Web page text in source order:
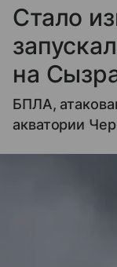
Стало
на
БПЛА,
акватории